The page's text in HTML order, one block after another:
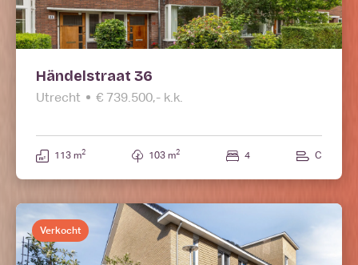
Händelstraat 36
Utrecht € 739.500,- k.k.
113 m2 103 m2 4 C
Verkocht